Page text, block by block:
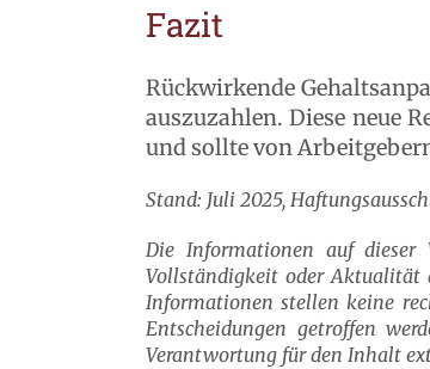
Fazit
Rückwirkende
auszuzahlen. Diese neue
und sollte von
Stand: Juli 2025,
Die Informationen auf dieser
Vollständigkeit oder Aktualität
Informationen stellen keine
Entscheidungen getroffen
Verantwortung für den Inhalt